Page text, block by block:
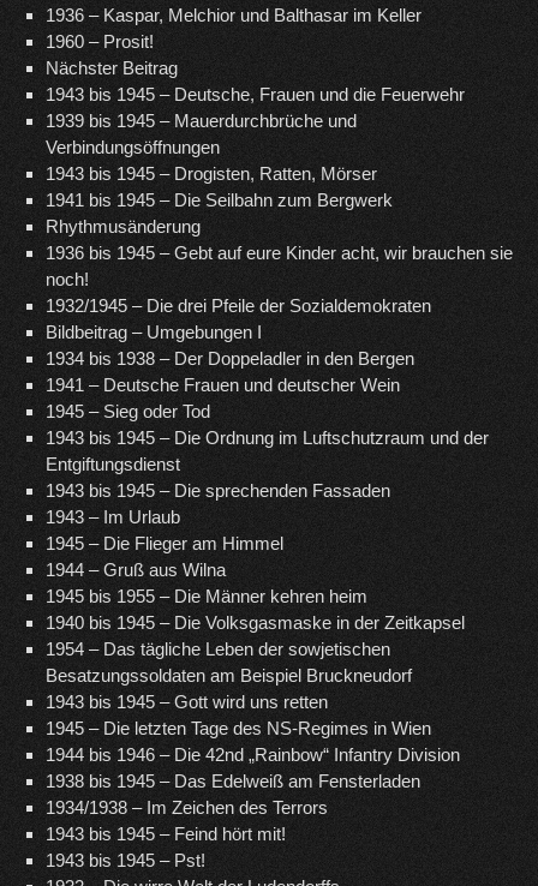
1936 – Kaspar, Melchior und Balthasar im Keller
1960 – Prosit!
Nächster Beitrag
1943 bis 1945 – Deutsche, Frauen und die Feuerwehr
1939 bis 1945 – Mauerdurchbrüche und
Verbindungsöffnungen
1943 bis 1945 – Drogisten, Ratten, Mörser
1941 bis 1945 – Die Seilbahn zum Bergwerk
Rhythmusänderung
1936 bis 1945 – Gebt auf eure Kinder acht, wir brauchen sie
noch!
1932/1945 – Die drei Pfeile der Sozialdemokraten
Bildbeitrag – Umgebungen I
1934 bis 1938 – Der Doppeladler in den Bergen
1941 – Deutsche Frauen und deutscher Wein
1945 – Sieg oder Tod
1943 bis 1945 – Die Ordnung im Luftschutzraum und der
Entgiftungsdienst
1943 bis 1945 – Die sprechenden Fassaden
1943 – Im Urlaub
1945 – Die Flieger am Himmel
1944 – Gruß aus Wilna
1945 bis 1955 – Die Männer kehren heim
1940 bis 1945 – Die Volksgasmaske in der Zeitkapsel
1954 – Das tägliche Leben der sowjetischen
Besatzungssoldaten am Beispiel Bruckneudorf
1943 bis 1945 – Gott wird uns retten
1945 – Die letzten Tage des NS-Regimes in Wien
1944 bis 1946 – Die 42nd „Rainbow“ Infantry Division
1938 bis 1945 – Das Edelweiß am Fensterladen
1934/1938 – Im Zeichen des Terrors
1943 bis 1945 – Feind hört mit!
1943 bis 1945 – Pst!